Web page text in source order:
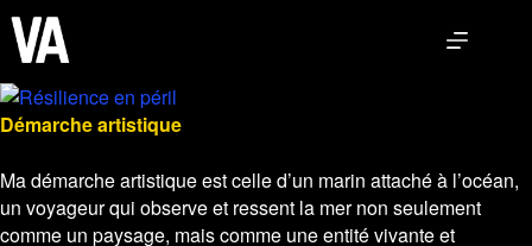
Skip
content
Démarche artistique
Ma démarche artistique est celle d’un marin attaché à l’océan,
un voyageur qui observe et ressent la mer non seulement
comme un paysage, mais comme une entité vivante et